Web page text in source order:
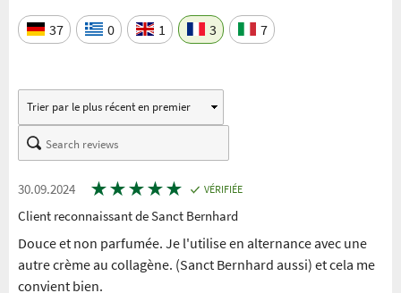
37 0 1 3 7
30.09.2024 ★★★★★ VÉRIFIÉE
Client reconnaissant de Sanct Bernhard
Douce et non parfumée. Je l'utilise en alternance avec une
autre crème au collagène. (Sanct Bernhard aussi) et cela me
convient bien.